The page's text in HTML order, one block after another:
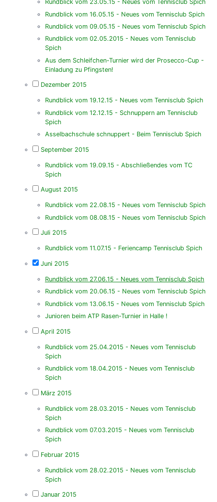
Rundblick vom 23.05.15 - Neues vom Tennisclub Spich
Rundblick vom 16.05.15 - Neues vom Tennisclub Spich
Rundblick vom 09.05.15 - Neues vom Tennisclub Spich
Rundblick vom 02.05.2015 - Neues vom Tennisclub
Spich
Aus dem Schleifchen-Turnier wird der Prosecco-Cup -
Einladung zu Pfingsten!
Dezember 2015
Rundblick vom 19.12.15 - Neues vom Tennisclub Spich
Rundblick vom 12.12.15 - Schnuppern am Tennisclub
Spich
Asselbachschule schnuppert - Beim Tennisclub Spich
September 2015
Rundblick vom 19.09.15 - Abschließendes vom TC
Spich
August 2015
Rundblick vom 22.08.15 - Neues vom Tennisclub Spich
Rundblick vom 08.08.15 - Neues vom Tennisclub Spich
Juli 2015
Rundblick vom 11.07.15 - Feriencamp Tennisclub Spich
Juni 2015
Rundblick vom 27.06.15 - Neues vom Tennisclub Spich
Rundblick vom 20.06.15 - Neues vom Tennisclub Spich
Rundblick vom 13.06.15 - Neues vom Tennisclub Spich
Junioren beim ATP Rasen-Turnier in Halle !
April 2015
Rundblick vom 25.04.2015 - Neues vom Tennisclub
Spich
Rundblick vom 18.04.2015 - Neues vom Tennisclub
Spich
März 2015
Rundblick vom 28.03.2015 - Neues vom Tennisclub
Spich
Rundblick vom 07.03.2015 - Neues vom Tennisclub
Spich
Februar 2015
Rundblick vom 28.02.2015 - Neues vom Tennisclub
Spich
Januar 2015